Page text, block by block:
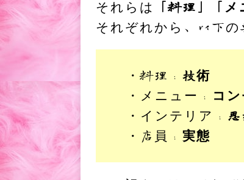
それらは
「料理」「
それぞれから、以下の
・料理： 技術
・メニュー：
コン
・インテリア： 思
・店員： 実態